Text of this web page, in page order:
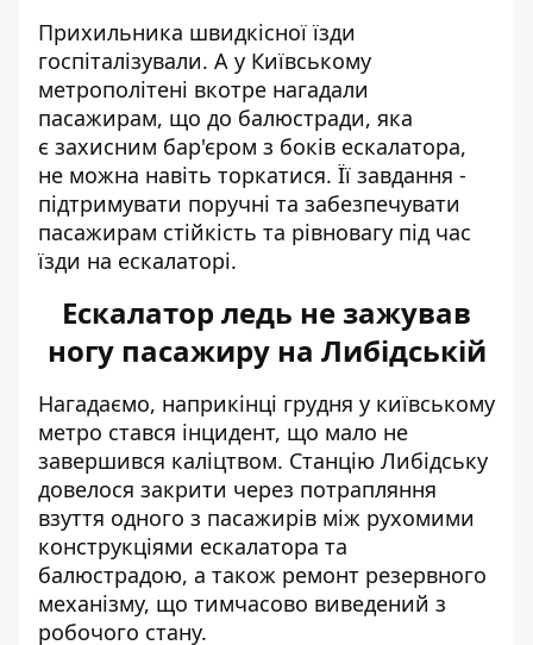
Прихильника швидкісної їзди
госпіталізували. А у Київському
метрополітені вкотре нагадали
пасажирам, що до балюстради, яка
є захисним бар'єром з боків ескалатора,
не можна навіть торкатися. Її завдання -
підтримувати поручні та забезпечувати
пасажирам стійкість та рівновагу під час
їзди на ескалаторі.
Ескалатор ледь не зажував
ногу пасажиру на Либідській
Нагадаємо, наприкінці грудня у київському
метро стався інцидент, що мало не
завершився каліцтвом. Станцію Либідську
довелося закрити через потрапляння
взуття одного з пасажирів між рухомими
конструкціями ескалатора та
балюстрадою, а також ремонт резервного
механізму, що тимчасово виведений з
робочого стану.